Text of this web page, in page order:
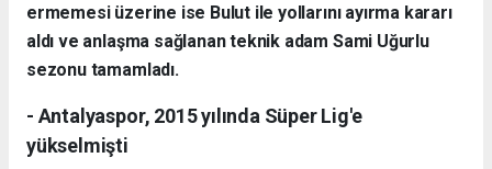
ermemesi üzerine ise Bulut ile yollarını ayırma kararı
aldı ve anlaşma sağlanan teknik adam Sami Uğurlu
sezonu tamamladı.
- Antalyaspor, 2015 yılında Süper Lig'e
yükselmişti